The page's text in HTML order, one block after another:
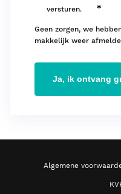
versturen.
*
Geen zorgen, we
makkelijk weer
Algemene